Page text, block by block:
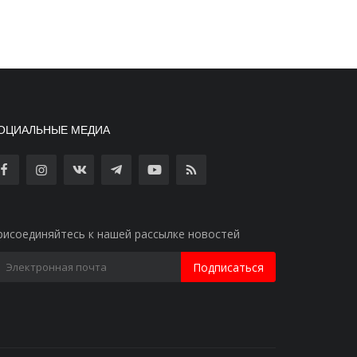
МЕДИА
к нашей рассылке новостей
Подписаться